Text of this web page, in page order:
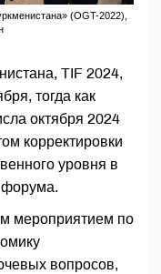
(OGT-2022),
TIF 2024,
тогда как
октября 2024
корректировки
уровня в
форума.
мероприятием по
вопросов,